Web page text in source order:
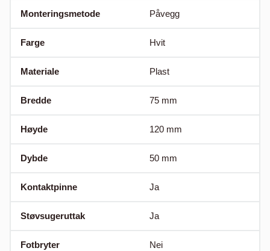
Monteringsmetode Påvegg
Farge Hvit
Materiale Plast
Bredde 75 mm
Høyde 120 mm
Dybde 50 mm
Kontaktpinne Ja
Støvsugeruttak Ja
Fotbryter Nei